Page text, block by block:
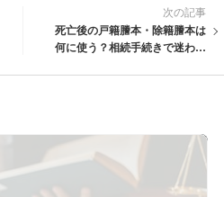
次の記事
死亡後の戸籍謄本・除籍謄本は
何に使う？相続手続きで迷わな